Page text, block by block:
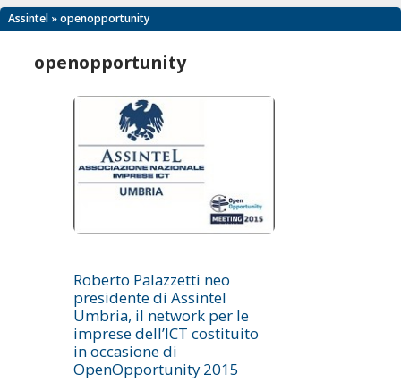
Assintel » openopportunity
openopportunity
Roberto Palazzetti neo
presidente di Assintel
Umbria, il network per le
imprese dell’ICT costituito
in occasione di
OpenOpportunity 2015